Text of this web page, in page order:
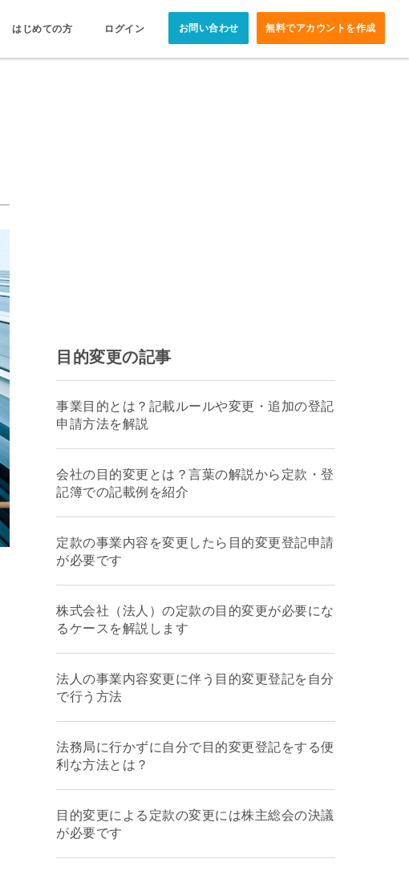
はじめての方 ログイン お問い合わせ 無料でアカウントを作成
目的変更の記事
事業目的とは？記載ルールや変更・追加の登記
申請方法を解説
会社の目的変更とは？言葉の解説から定款・登
記簿での記載例を紹介
定款の事業内容を変更したら目的変更登記申請
が必要です
株式会社（法人）の定款の目的変更が必要にな
るケースを解説します
法人の事業内容変更に伴う目的変更登記を自分
で行う方法
法務局に行かずに自分で目的変更登記をする便
利な方法とは？
目的変更による定款の変更には株主総会の決議
が必要です